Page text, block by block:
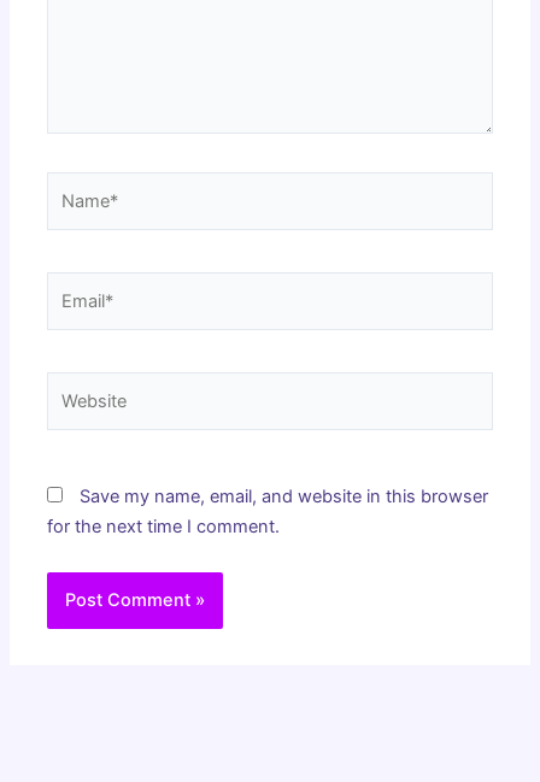
Save my name, email, and website in this browser
for the next time I comment.